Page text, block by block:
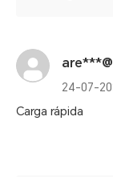
24-07-
Carga rápida